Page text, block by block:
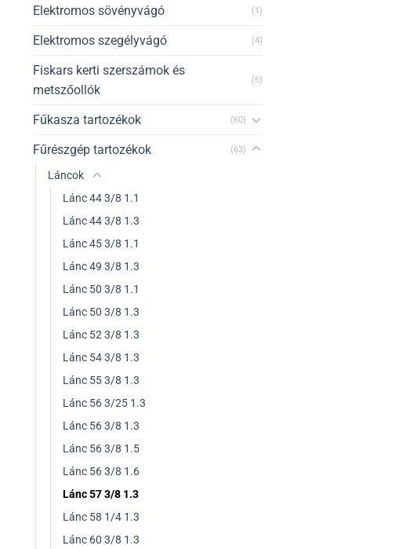
Elektromos sövényvágó (1)
Elektromos szegélyvágó (4)
Fiskars kerti szerszámok és
metszőollók
(6)
Fűkasza tartozékok (60)
Fűrészgép tartozékok (63)
Láncok
Lánc 44 3/8 1.1
Lánc 44 3/8 1.3
Lánc 45 3/8 1.1
Lánc 49 3/8 1.3
Lánc 50 3/8 1.1
Lánc 50 3/8 1.3
Lánc 52 3/8 1.3
Lánc 54 3/8 1.3
Lánc 55 3/8 1.3
Lánc 56 3/25 1.3
Lánc 56 3/8 1.3
Lánc 56 3/8 1.5
Lánc 56 3/8 1.6
Lánc 57 3/8 1.3
Lánc 58 1/4 1.3
Lánc 60 3/8 1.3